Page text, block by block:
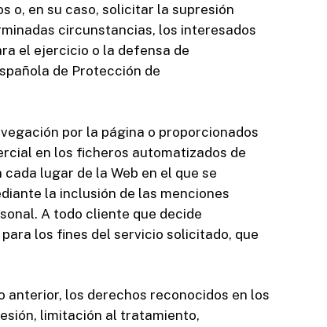
o, en su caso, solicitar la supresión
circunstancias, los interesados
el ejercicio o la defensa de
de Protección de
por la página o proporcionados
en los ficheros automatizados de
lugar de la Web en el que se
la inclusión de las menciones
A todo cliente que decide
los fines del servicio solicitado, que
los derechos reconocidos en los
limitación al tratamiento,